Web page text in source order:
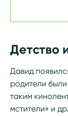
Детство
Давид
родители
таким
мстители» и